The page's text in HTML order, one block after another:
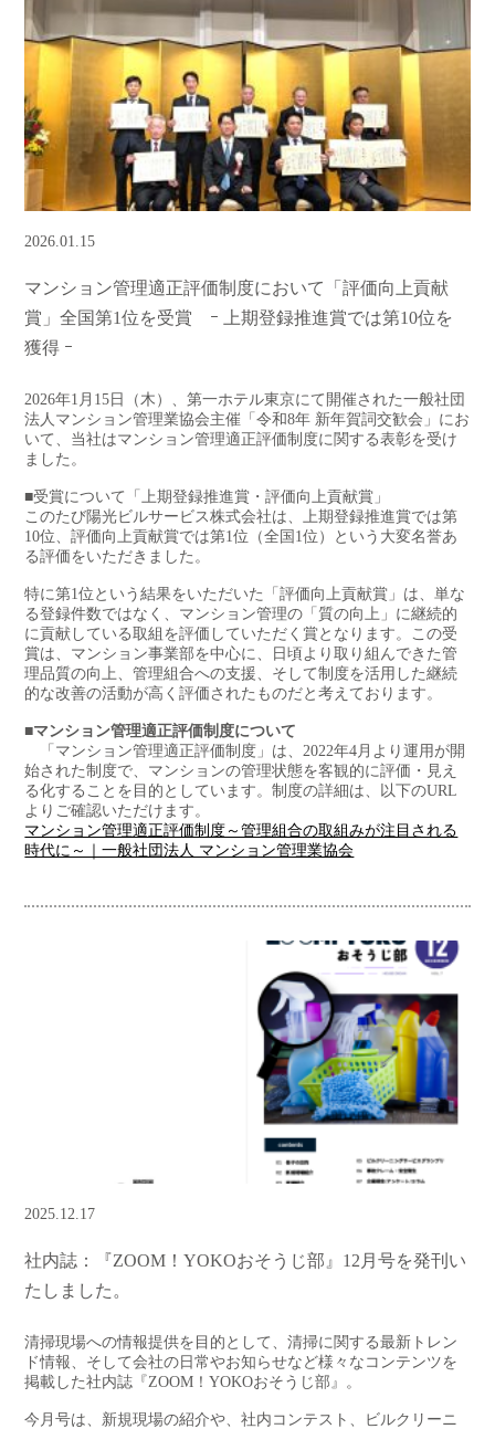
2026.01.15
マンション管理適正評価制度において「評価向上貢献
賞」全国第1位を受賞 ｰ 上期登録推進賞では第10位を
獲得 ｰ
2026年1月15日（木）、第一ホテル東京にて開催された一般社団
法人マンション管理業協会主催「令和8年 新年賀詞交歓会」にお
いて、当社はマンション管理適正評価制度に関する表彰を受け
ました。
■受賞について「上期登録推進賞・評価向上貢献賞」
このたび陽光ビルサービス株式会社は、上期登録推進賞では第
10位、評価向上貢献賞では第1位（全国1位）という大変名誉あ
る評価をいただきました。
特に第1位という結果をいただいた「評価向上貢献賞」は、単な
る登録件数ではなく、マンション管理の「質の向上」に継続的
に貢献している取組を評価していただく賞となります。この受
賞は、マンション事業部を中心に、日頃より取り組んできた管
理品質の向上、管理組合への支援、そして制度を活用した継続
的な改善の活動が高く評価されたものだと考えております。
■マンション管理適正評価制度について
「マンション管理適正評価制度」は、2022年4月より運用が開
始された制度で、マンションの管理状態を客観的に評価・見え
る化することを目的としています。制度の詳細は、以下のURL
よりご確認いただけます。
マンション管理適正評価制度～管理組合の取組みが注目される
時代に～｜一般社団法人 マンション管理業協会
2025.12.17
社内誌：『ZOOM！YOKOおそうじ部』12月号を発刊い
たしました。
清掃現場への情報提供を目的として、清掃に関する最新トレン
ド情報、そして会社の日常やお知らせなど様々なコンテンツを
掲載した社内誌『ZOOM！YOKOおそうじ部』。
今月号は、新規現場の紹介や、社内コンテスト、ビルクリーニ